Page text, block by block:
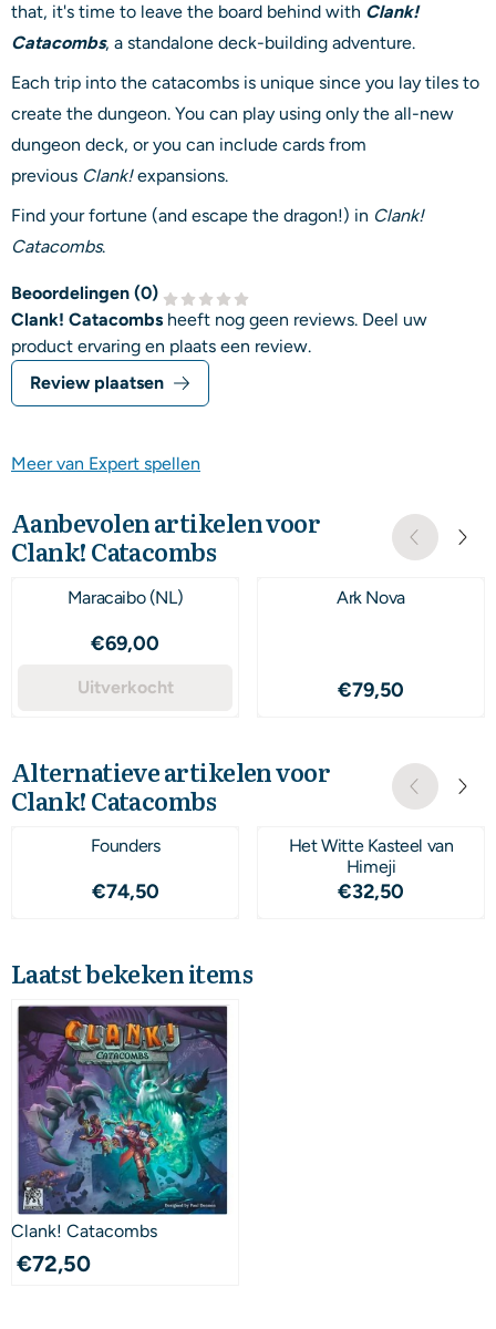
that, it's time to leave the board behind with Clank!
Catacombs, a standalone deck-building adventure.
Each trip into the catacombs is unique since you lay tiles to
create the dungeon. You can play using only the all-new
dungeon deck, or you can include cards from
previous Clank!expansions.
Find your fortune (and escape the dragon!) in Clank!
Catacombs.
Beoordelingen (0)
Clank! Catacombs heeft nog geen reviews. Deel uw
product ervaring en plaats een review.
Review plaatsen
Meer van Expert spellen
Aanbevolen artikelen voor
Clank! Catacombs
Maracaibo (NL)
Prijs: 69,00
€69,00
Uitverkocht
Ark Nova
Prijs: 79,50
€79,50
Alternatieve artikelen voor
Clank! Catacombs
Founders
Prijs: 74,50
€74,50
Het Witte Kasteel van
Himeji
Prijs: 32,50
€32,50
Laatst bekeken items
Clank! Catacombs
€72,50